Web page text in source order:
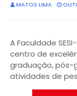
MATOS LIMA
A Faculdade
centro de
graduação, pós-
atividades de